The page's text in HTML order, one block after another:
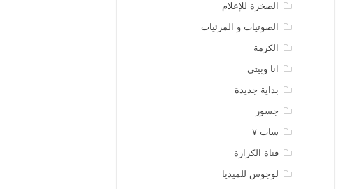
الصخرة للإعلام
الصوتيات و المرئيات
الكرمة
انا وبيتي
بداية جديدة
جسور
سات ٧
قناة الكرازة
لوجوس للميديا